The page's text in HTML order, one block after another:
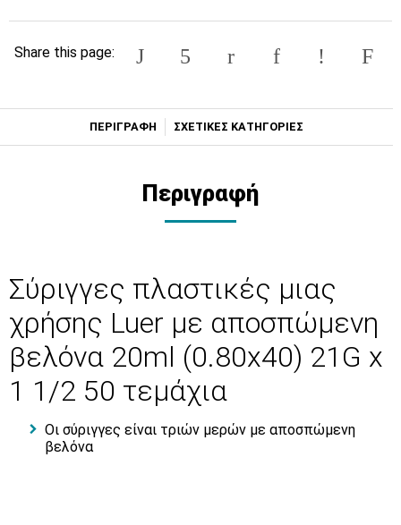
Share this page:
ΠΕΡΙΓΡΑΦΗ ΣΧΕΤΙΚΕΣ ΚΑΤΗΓΟΡΙΕΣ
Περιγραφή
Σύριγγες πλαστικές μιας
χρήσης Luer με αποσπώμενη
βελόνα 20ml (0.80x40) 21G x
1 1/2 50 τεμάχια
Οι σύριγγες είναι τριών μερών με αποσπώμενη
βελόνα